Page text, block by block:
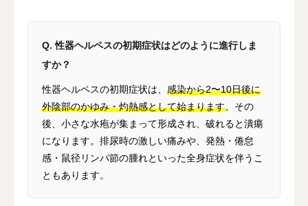
Q. 性器ヘルペスの初期症状はどのように進行しま
すか？
性器ヘルペスの初期症状は、 感染から2〜10日後に
外陰部のかゆみ・灼熱感として始まります。その
後、小さな水疱が集まって形成され、破れると潰瘍
になります。排尿時の激しい痛みや、発熱・倦怠
感・鼠径リンパ節の腫れといった全身症状を伴うこ
ともあります。